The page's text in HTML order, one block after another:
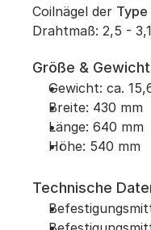
Coilnägel der Type
Drahtmaß: 2,5 -
Größe & Gewicht
Gewicht: ca.
Breite: 430 mm
Länge: 640 mm
Höhe: 540 mm
Technische